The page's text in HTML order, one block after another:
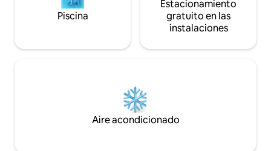
Piscina
Estacionamiento
gratuito en las
instalaciones
Aire acondicionado